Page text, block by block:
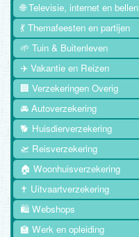
🌐 Televisie, internet en bellen
💃 Themafeesten en partijen
🌱 Tuin & Buitenleven
✈️ Vakantie en Reizen
🏢 Verzekeringen Overig
🚘 Autoverzekering
🐕 Huisdierverzekering
🛫 Reisverzekering
🏠 Woonhuisverzekering
✝️ Uitvaartverzekering
🛍️ Webshops
🏫 Werk en opleiding